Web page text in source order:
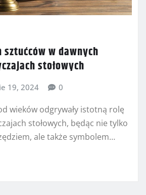
w dawnych
stołowych
19, 2024 0
wieków odgrywały istotną rolę
stołowych, będąc nie tylko
ale także symbolem…